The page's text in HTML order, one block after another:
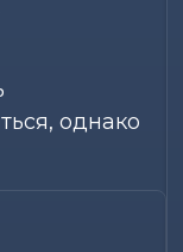
однако